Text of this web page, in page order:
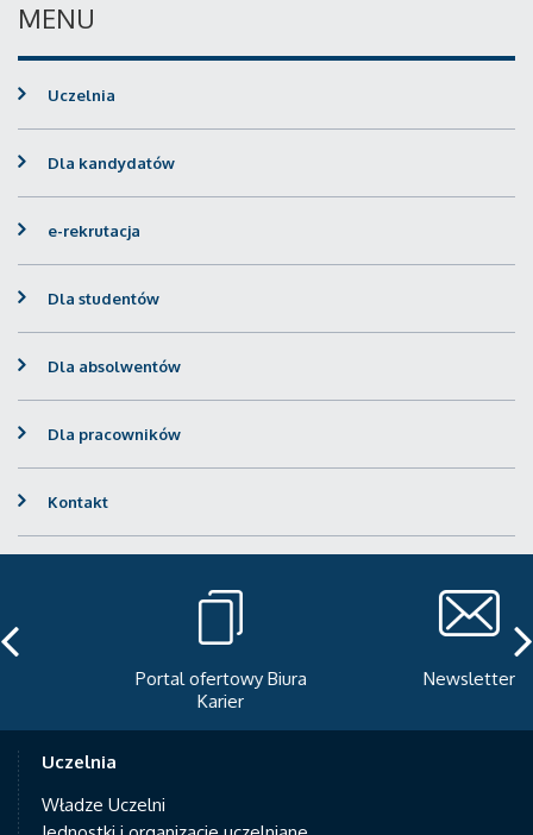
MENU
Uczelnia
Dla kandydatów
e-rekrutacja
Dla studentów
Dla absolwentów
Dla pracowników
Kontakt
Portal ofertowy Biura
Newsletter
Uczelnia
Władze Uczelni